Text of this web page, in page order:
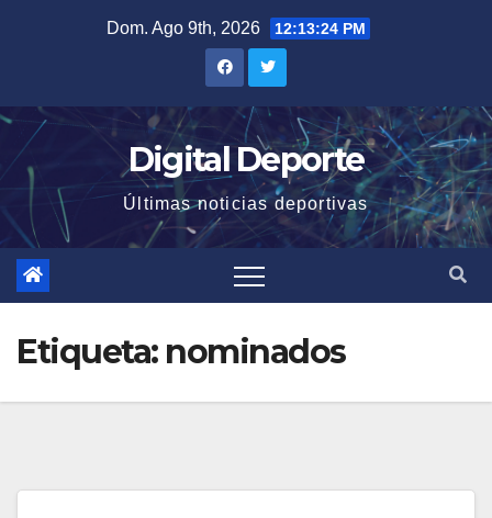
Dom. Ago 9th, 2026 12:13:24 PM
Digital Deporte
Últimas noticias deportivas
Etiqueta: nominados